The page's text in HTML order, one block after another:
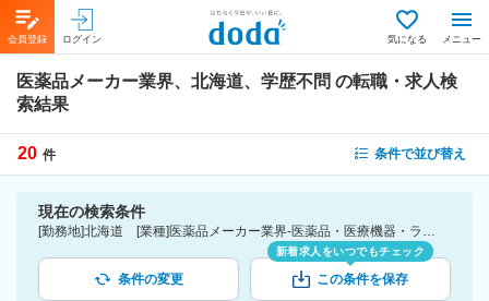
会員登録 ログイン 気になる メニュー
医薬品メーカー業界、北海道、学歴不問 の転職・求人検
索結果
20 件 条件で並び替え
現在の検索条件
[勤務地]北海道 [業種]医薬品メーカー業界-医薬品・医療機器・ライフサイエンス・医療系サービス [こだわり条件ピックアップ]学歴不問 [詳細条件](募集・採用情報)学歴不問
条件の変更
新着求人をいつでもチェック
この条件を保存